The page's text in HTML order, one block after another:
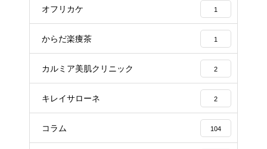
オフリカケ 1
からだ楽痩茶 1
カルミア美肌クリニック 2
キレイサローネ 2
コラム 104